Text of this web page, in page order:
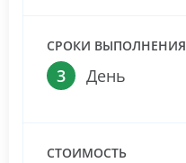
СРОКИ ВЫПОЛНЕНИЯ
3 День
СТОИМОСТЬ